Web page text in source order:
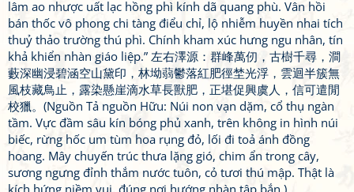
lâm ao nhược uất lạc hồng phì kính dã quang phù. Vân hồi
bán thốc vô phong chi tàng điểu chỉ, lộ nhiễm huyền nhai tích
thuỷ thảo trường thú phì. Chính kham xúc hưng ngu nhân, tín
khả khiển nhàn giáo liệp.” 左右澤源：群峰萬仞，古樹千尋，澗
藪深幽浸碧涵空山黛印，林坳蒻鬱落紅肥徑埜光浮，雲迴半簇無
風枝藏鳥止，露染懸崖滴水草長獸肥，正堪促興虞人，信可遣閒
校獵。(Nguồn Tả nguồn Hữu: Núi non vạn dặm, cổ thụ ngàn
tầm. Vực đầm sâu kín bóng phủ xanh, trên không in hình núi
biếc, rừng hốc um tùm hoa rụng đỏ, lối đi toả ánh đồng
hoang. Mây chuyến trúc thưa lặng gió, chim ẩn trong cây,
sương ngưng đỉnh thắm nước tuôn, cỏ tươi thú mập. Thật là
kích hứng niềm vui, đúng nơi hướng nhàn tập bắn.)